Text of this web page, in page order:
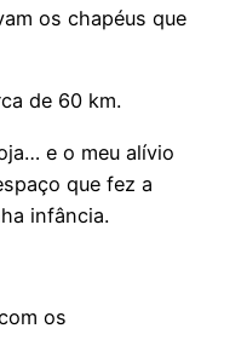
os chapéus que
de 60 km.
e o meu alívio
que fez a
infância.
os